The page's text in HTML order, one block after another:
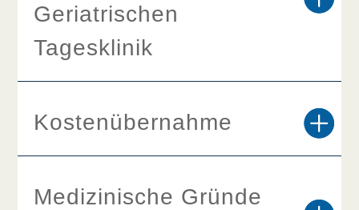
Geriatrischen
Tagesklinik
Kostenübernahme
Medizinische Gründe